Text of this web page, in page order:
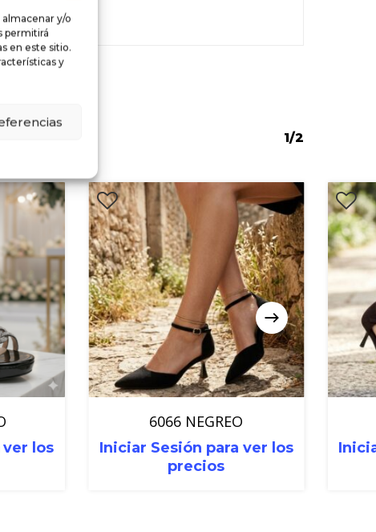
y/o
permitirá
en este sitio.
y
1/2
ver los
6066 NEGREO
Iniciar Sesión para ver los
precios